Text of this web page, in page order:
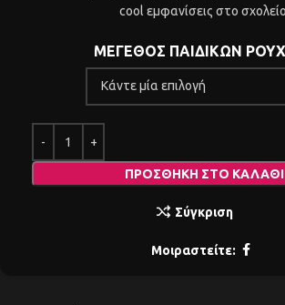
cool εμφανίσεις στο
ΜΕΓΕΘΟΣ ΠΑΙΔΙΚΩΝ
ΠΡΟΣΘΉΚΗ ΣΤΟ ΚΑΛΆΘΙ
Σύγκριση
Μοιραστείτε: